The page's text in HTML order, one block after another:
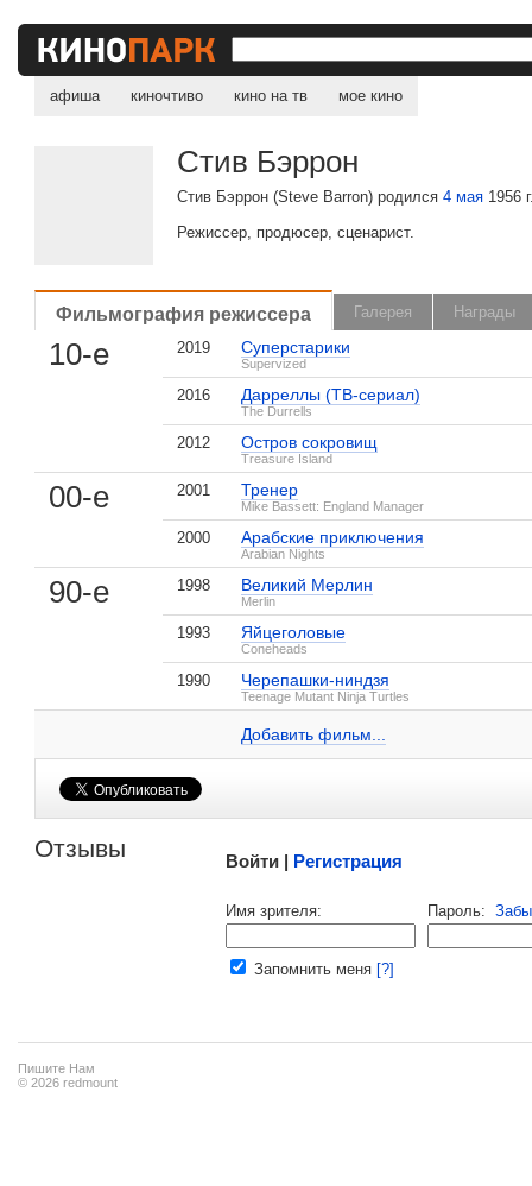
афиша киночтиво кино на тв мое кино
Стив Бэррон
Стив Бэррон (Steve Barron) родился4 мая 1956
Режиссер, продюсер, сценарист.
Фильмография режиссера Галерея Награды
10-е 2019 Суперстарики
Supervized
2016 Дарреллы (ТВ-сериал)
The Durrells
2012 Остров сокровищ
Treasure Island
00-е 2001 Тренер
Mike Bassett: England Manager
2000 Арабские приключения
Arabian Nights
90-е 1998 Великий Мерлин
Merlin
1993 Яйцеголовые
Coneheads
1990 Черепашки-ниндзя
Teenage Mutant Ninja Turtles
Добавить фильм...
Стив Бэррон на IMDB.com
Отзывы
, поделитесь своим мнением
Войти | Регистрация
Имя зрителя: Пароль:
Запомнить меня [?]
Пишите Нам
© 2026 redmount